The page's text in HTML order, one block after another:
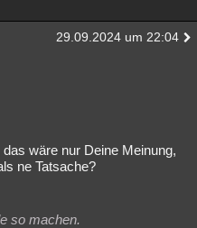
29.09.2024 um 22:04
wäre nur Deine Meinung,
ne Tatsache?
so machen.